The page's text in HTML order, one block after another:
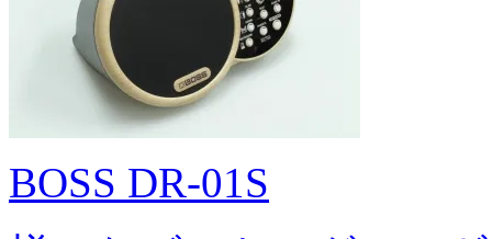
BOSS DR-01S